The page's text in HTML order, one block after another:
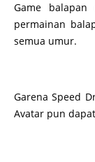
Game
permainan
semua umur.
Garena Speed
Avatar pun